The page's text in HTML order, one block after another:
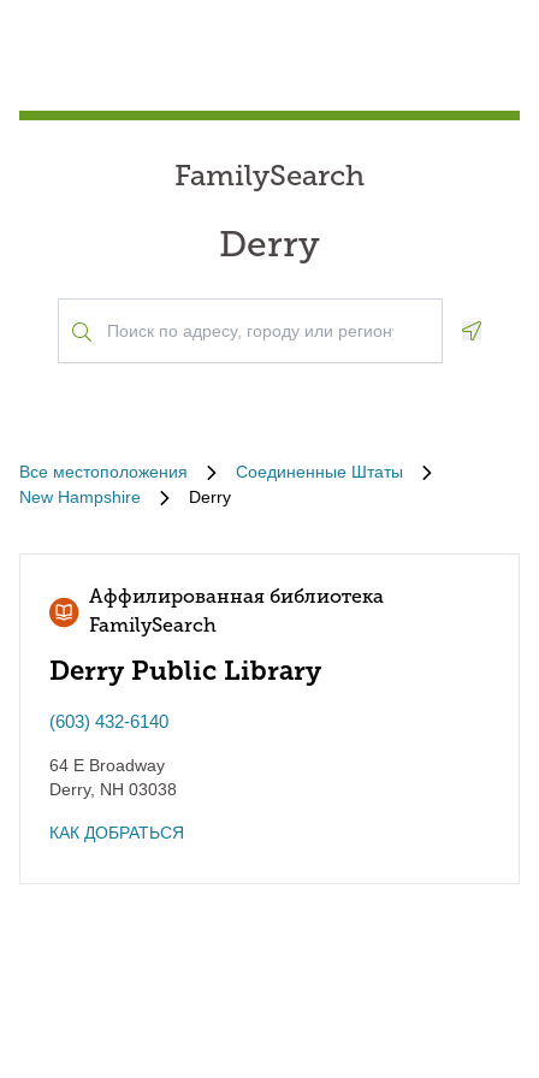
FamilySearch
Derry
Все местоположения
Соединенные Штаты
New Hampshire
Derry
Аффилированная библиотека
FamilySearch
Derry Public Library
(603) 432-6140
64 E Broadway
Derry, NH 03038
КАК ДОБРАТЬСЯ